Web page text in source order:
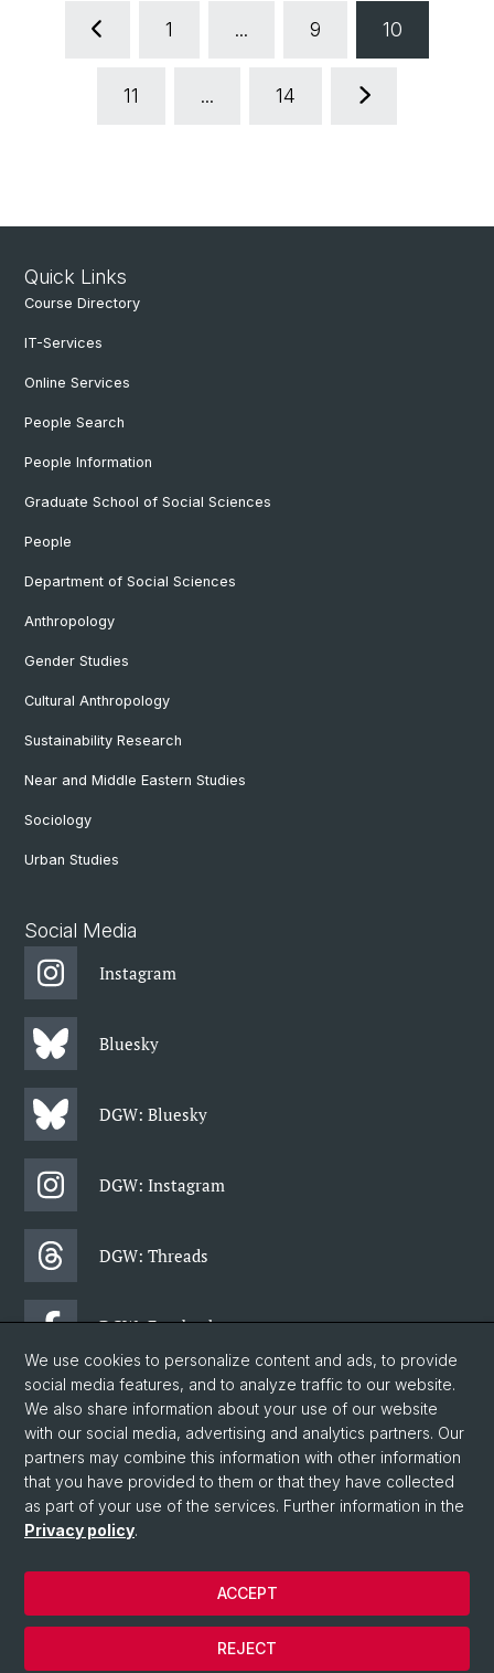
1 ... 9 10
11 ... 14
Quick Links
Course Directory
IT-Services
Online Services
People Search
People Information
Graduate School of Social Sciences
People
Department of Social Sciences
Anthropology
Gender Studies
Cultural Anthropology
Sustainability Research
Near and Middle Eastern Studies
Sociology
Urban Studies
Social Media
Instagram
Bluesky
DGW: Bluesky
DGW: Instagram
DGW: Threads
DGW: Facebook
DGW: Newsletter
© University of Basel
Data Protection Statement
Faculty of Humanities and Social Sciences
Department of Social Sciences
We use cookies to personalize content and ads, to provide
social media features, and to analyze traffic to our website.
We also share information about your use of our website
with our social media, advertising and analytics partners. Our
partners may combine this information with other information
that you have provided to them or that they have collected
as part of your use of the services. Further information in the
Privacy policy.
REJECT
ACCEPT